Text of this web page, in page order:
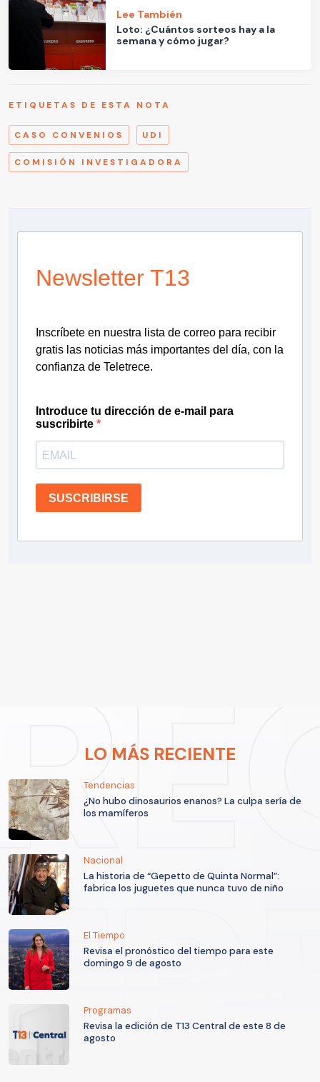
Lee También
Loto: ¿Cuántos sorteos hay a la
semana y cómo jugar?
ETIQUETAS DE ESTA NOTA
CASO CONVENIOS UDI
COMISIÓN INVESTIGADORA
Newsletter T13
Inscríbete en nuestra lista de correo para recibir
gratis las noticias más importantes del día, con la
confianza de Teletrece.
Introduce tu dirección de e-mail para
suscribirte
SUSCRIBIRSE
LO MÁS RECIENTE
Tendencias
¿No hubo dinosaurios enanos? La culpa sería de
los mamíferos
Nacional
La historia de “Gepetto de Quinta Normal”:
fabrica los juguetes que nunca tuvo de niño
El Tiempo
Revisa el pronóstico del tiempo para este
domingo 9 de agosto
Programas
Revisa la edición de T13 Central de este 8 de
agosto